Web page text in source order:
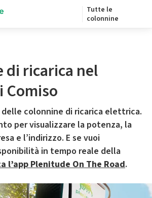
Tutte le
colonnine
di ricarica nel
Comiso
delle colonnine di ricarica elettrica.
per visualizzare la potenza, la
e l’indirizzo. E se vuoi
in tempo reale della
l’app Plenitude On The Road.